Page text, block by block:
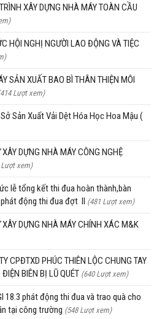
XÂY DỰNG NHÀ MÁY TOÀN CẦU
HỘI NGHỊ NGƯỜI LAO ĐỘNG VÀ TIỆC
SẢN XUẤT BAO BÌ THÂN THIỆN MÔI
Lượt xem)
Sản Xuất Vải Dệt Hóa Học Hoa Mậu (
DỰNG NHÀ MÁY CÔNG NGHỆ
Lượt xem)
lễ tổng kết thi đua hoàn thành,bàn
động thi đua đợt II (481 Lượt xem)
DỰNG NHÀ MÁY CHÍNH XÁC M&K
CPĐTXD PHÚC THIÊN LỘC CHUNG TAY
BIÊN BỊ LŨ QUÉT (640 Lượt xem)
18.3 phát động thi đua và trao quà cho
tại công trường (548 Lượt xem)